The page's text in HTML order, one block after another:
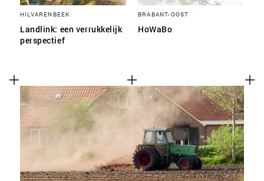
HILVARENBEEK
Landlink: een verrukkelijk
perspectief
BRABANT-OOST
HoWaBo